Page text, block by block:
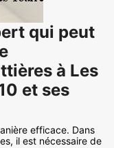
qui peut
à Les
et ses
efficace. Dans
il est nécessaire de